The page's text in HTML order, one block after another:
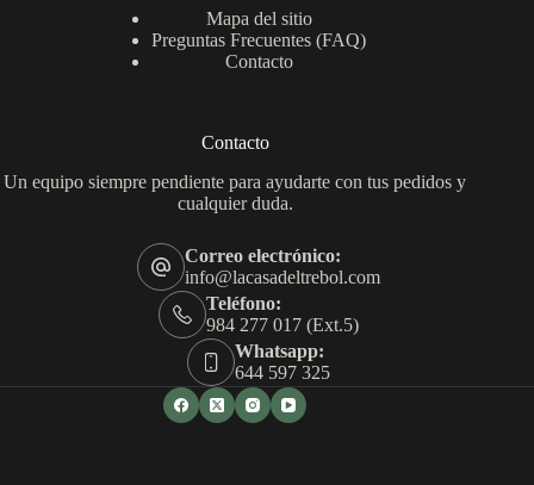
Mapa del sitio
Preguntas Frecuentes (FAQ)
Contacto
Contacto
Un equipo siempre pendiente para ayudarte con tus pedidos y
cualquier duda.
Correo electrónico:
info@lacasadeltrebol.com
Teléfono:
984 277 017 (Ext.5)
Whatsapp:
644 597 325